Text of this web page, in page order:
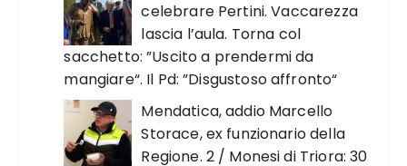
celebrare Pertini. Vaccarezza
lascia l’aula. Torna col
sacchetto: ”Uscito a prendermi da
mangiare“. Il Pd: ”Disgustoso affronto“
Mendatica, addio Marcello
Storace, ex funzionario della
Regione. 2 / Monesi di Triora: 30